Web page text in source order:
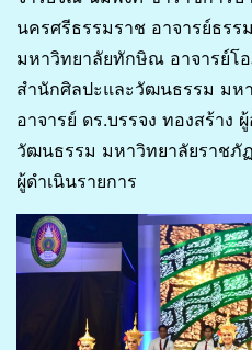
นครศรีธรรมราช อาจารย์ธร
มหาวิทยาลัยทักษิณ อาจารย์โ
สำนักศิลปะและวัฒนธรรม มห
อาจารย์ ดร.บรรจง ทองสร้าง
วัฒนธรรม มหาวิทยาลัยราชภั
ผู้ดำเนินรายการ